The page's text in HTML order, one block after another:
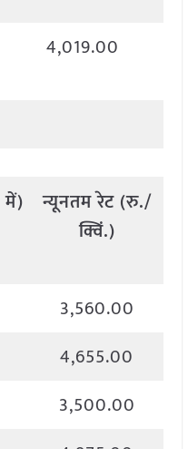
4,019.00
में) न्यूनतमरेट (रु./
क्विं.)
3,560.00
4,655.00
3,500.00